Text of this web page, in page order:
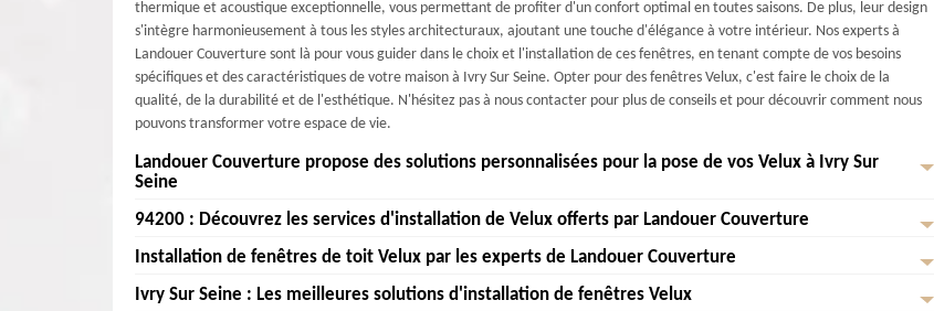
thermique et acoustique exceptionnelle, vous permettant de profiter d'un confort optimal en toutes saisons. De plus, leur design
s'intègre harmonieusement à tous les styles architecturaux, ajoutant une touche d'élégance à votre intérieur. Nos experts à
Landouer Couverture sont là pour vous guider dans le choix et l'installation de ces fenêtres, en tenant compte de vos besoins
spécifiques et des caractéristiques de votre maison à Ivry Sur Seine. Opter pour des fenêtres Velux, c'est faire le choix de la
qualité, de la durabilité et de l'esthétique. N'hésitez pas à nous contacter pour plus de conseils et pour découvrir comment nous
pouvons transformer votre espace de vie.
Landouer Couverture propose des solutions personnalisées pour la pose de vos Velux à Ivry Sur
Seine
Chez Landouer Couverture , nous sommes fiers de vous offrir des solutions personnalisées pour la pose de vos Velux à Ivry Sur
Seine. Forts de notre expertise et de notre savoir-faire, nous nous engageons à vous fournir des services de qualité, adaptés à vos
maison, notre équipe de professionnels qualifiés est à votre disposition pour vous conseiller et vous accompagner tout au long de
94200 : Découvrez les services d'installation de Velux offerts par Landouer Couverture
Bienvenue à Landouer Couverture , votre expert en installation de Velux à 94200. Que vous soyez à Ivry Sur Seine ou dans les
environs, nous sommes là pour vous offrir un service de qualité, personnalisé à vos besoins. Nos artisans qualifiés vous
Installation de fenêtres de toit Velux par les experts de Landouer Couverture
Vous cherchez à transformer votre espace sous les combles en un havre de lumière naturelle? Faites confiance aux experts de
Ivry Sur Seine : Les meilleures solutions d'installation de fenêtres Velux